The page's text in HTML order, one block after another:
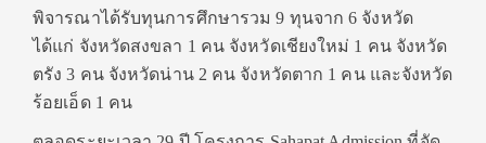
พิจารณาได้รับทุนการศึกษารวม 9 ทุนจาก 6 จังหวัด
ได้แก่ จังหวัดสงขลา 1 คน จังหวัดเชียงใหม่ 1 คน จังหวัด
ตรัง 3 คน จังหวัดน่าน 2 คน จังหวัดตาก 1 คน และจังหวัด
ร้อยเอ็ด 1 คน